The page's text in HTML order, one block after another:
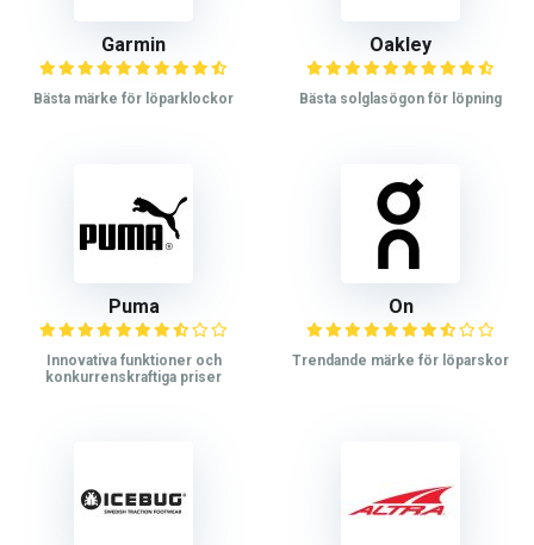
Garmin
Bästa märke för löparklockor
Oakley
Bästa solglasögon för löpning
Puma
Innovativa funktioner och
konkurrenskraftiga priser
On
Trendande märke för löparskor